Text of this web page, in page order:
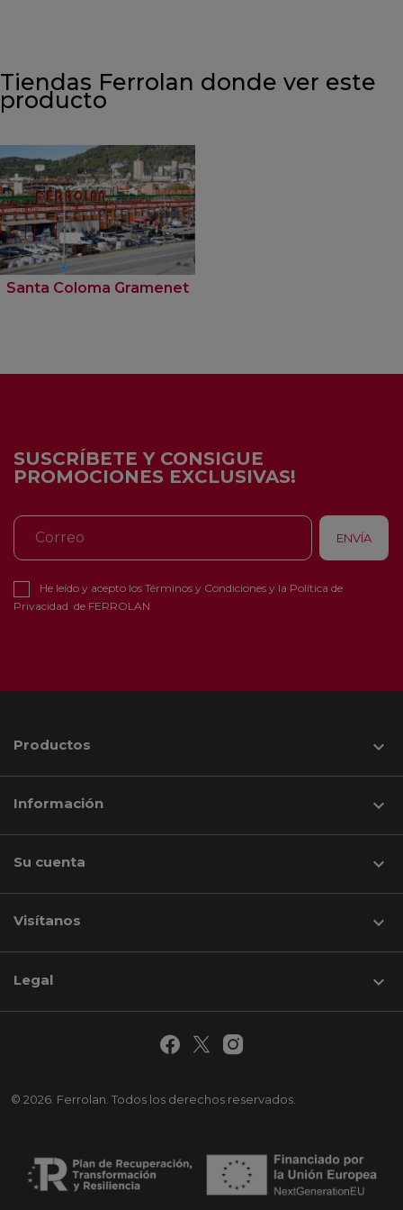
Tiendas Ferrolan donde ver este
producto
Santa Coloma Gramenet
SUSCRÍBETE Y CONSIGUE
PROMOCIONES EXCLUSIVAS!
He leído y acepto los Términos y Condiciones y la Política de
Privacidad de FERROLAN
Productos 
Información 
Su cuenta 
Visítanos keyboard_arrow_down
© 2026. Ferrolan. Todos los derechos reservados.
Legal 